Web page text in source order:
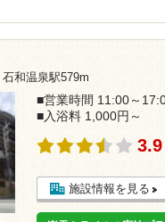
石和温泉駅579m
■営業時間 11:00～
■入浴料 1,000円～
施設情報を見る